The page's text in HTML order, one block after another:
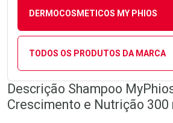
DERMOCOSMETICOS MY PHIOS
TODOS OS PRODUTOS DA MARCA
Descrição Shampoo
Crescimento e Nutrição 300